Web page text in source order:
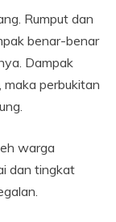
Rumput dan
benar-benar
Dampak
maka perbukitan
warga
dan tingkat